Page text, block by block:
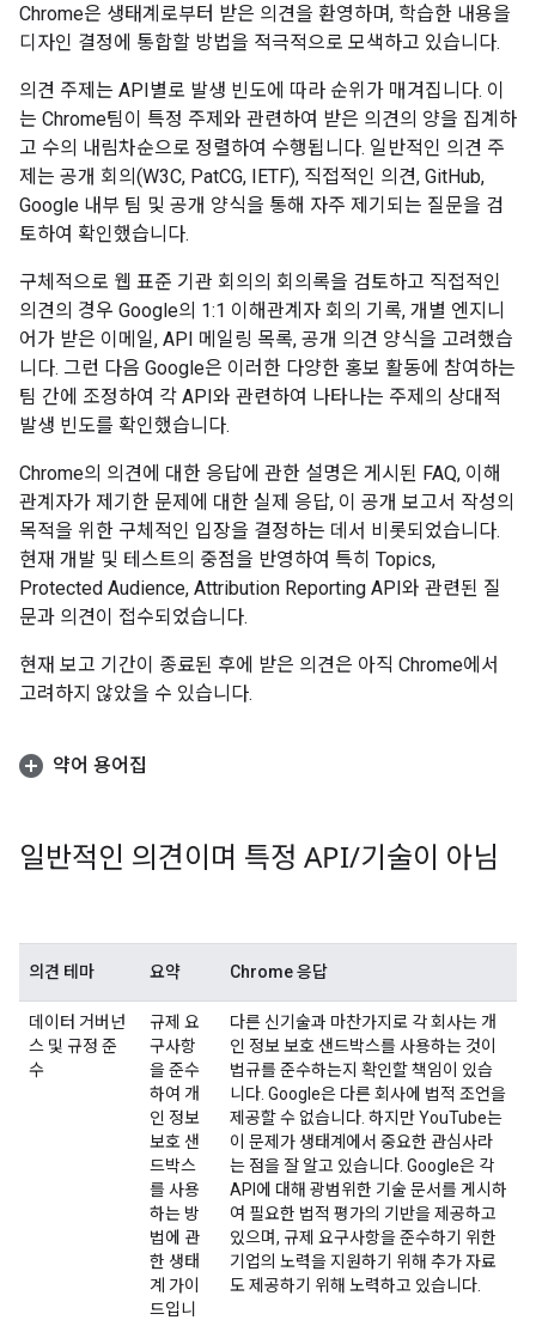
Chrome은 생태계로부터 받은 의견을 환영하며, 학습한 내용을
디자인 결정에 통합할 방법을 적극적으로 모색하고 있습니다.
의견 주제는 API별로 발생 빈도에 따라 순위가 매겨집니다. 이
는 Chrome팀이 특정 주제와 관련하여 받은 의견의 양을 집계하
고 수의 내림차순으로 정렬하여 수행됩니다. 일반적인 의견 주
제는 공개 회의(W3C, PatCG, IETF), 직접적인 의견, GitHub,
Google 내부 팀 및 공개 양식을 통해 자주 제기되는 질문을 검
토하여 확인했습니다.
구체적으로 웹 표준 기관 회의의 회의록을 검토하고 직접적인
의견의 경우 Google의 1:1 이해관계자 회의 기록, 개별 엔지니
어가 받은 이메일, API 메일링 목록, 공개 의견 양식을 고려했습
니다. 그런 다음 Google은 이러한 다양한 홍보 활동에 참여하는
팀 간에 조정하여 각 API와 관련하여 나타나는 주제의 상대적
발생 빈도를 확인했습니다.
Chrome의 의견에 대한 응답에 관한 설명은 게시된 FAQ, 이해
관계자가 제기한 문제에 대한 실제 응답, 이 공개 보고서 작성의
목적을 위한 구체적인 입장을 결정하는 데서 비롯되었습니다.
현재 개발 및 테스트의 중점을 반영하여 특히 Topics,
Protected Audience, Attribution Reporting API와 관련된 질
문과 의견이 접수되었습니다.
현재 보고 기간이 종료된 후에 받은 의견은 아직 Chrome에서
고려하지 않았을 수 있습니다.
약어 용어집
일반적인 의견이며 특정 API/기술이 아님
의견 테마 요약 Chrome 응답
데이터 거버넌
스 및 규정 준
수
규제 요
구사항
을 준수
하여 개
인 정보
보호 샌
드박스
를 사용
하는 방
법에 관
한 생태
계 가이
드입니
다른 신기술과 마찬가지로 각 회사는 개
인 정보 보호 샌드박스를 사용하는 것이
법규를 준수하는지 확인할 책임이 있습
니다. Google은 다른 회사에 법적 조언을
제공할 수 없습니다. 하지만 YouTube는
이 문제가 생태계에서 중요한 관심사라
는 점을 잘 알고 있습니다. Google은 각
API에 대해 광범위한 기술 문서를 게시하
여 필요한 법적 평가의 기반을 제공하고
있으며, 규제 요구사항을 준수하기 위한
기업의 노력을 지원하기 위해 추가 자료
도 제공하기 위해 노력하고 있습니다.